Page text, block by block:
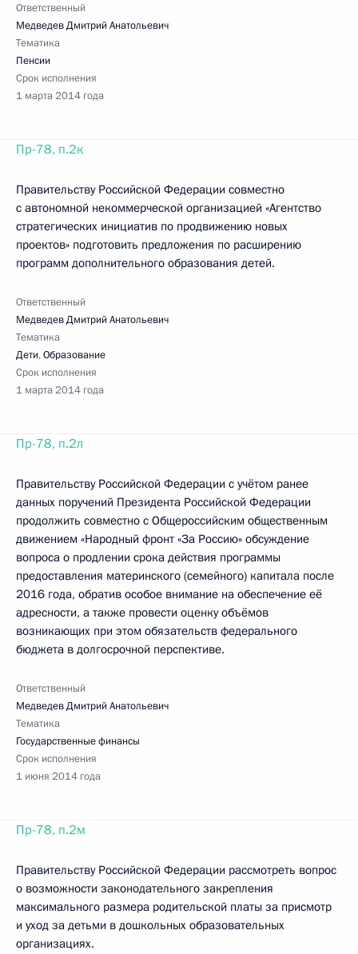
Ответственный
Медведев Дмитрий Анатольевич
Тематика
Пенсии
Срок исполнения
1 марта 2014 года
Пр-78, п.2к
Правительству Российской Федерации совместно
с автономной некоммерческой организацией «Агентство
стратегических инициатив по продвижению новых
проектов» подготовить предложения по расширению
программ дополнительного образования детей.
Ответственный
Медведев Дмитрий Анатольевич
Тематика
Дети,Образование
Срок исполнения
1 марта 2014 года
Пр-78, п.2л
Правительству Российской Федерации с учётом ранее
данных поручений Президента Российской Федерации
продолжить совместно с Общероссийским общественным
движением «Народный фронт «За Россию» обсуждение
вопроса о продлении срока действия программы
предоставления материнского (семейного) капитала после
2016 года, обратив особое внимание на обеспечение её
адресности, а также провести оценку объёмов
возникающих при этом обязательств федерального
бюджета в долгосрочной перспективе.
Ответственный
Медведев Дмитрий Анатольевич
Тематика
Государственные финансы
Срок исполнения
1 июня 2014 года
Пр-78, п.2м
Правительству Российской Федерации рассмотреть вопрос
о возможности законодательного закрепления
максимального размера родительской платы за присмотр
и уход за детьми в дошкольных образовательных
организациях.